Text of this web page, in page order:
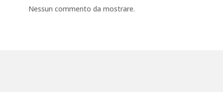
Nessun commento da mostrare.